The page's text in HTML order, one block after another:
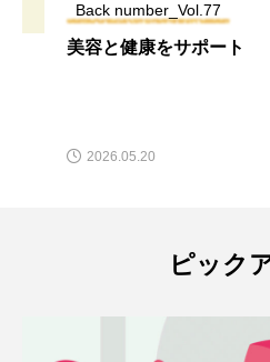
Back number_Vol.77
美容と健康をサポート
2026.05.20
ピック